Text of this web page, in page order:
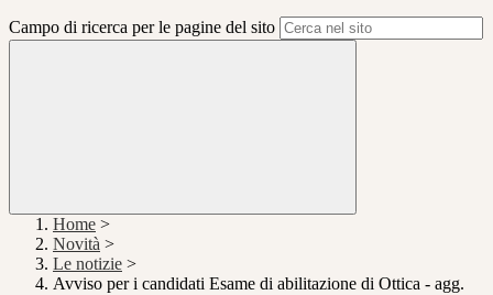
Campo di ricerca per le pagine del sito
Home >
Novità >
Le notizie >
Avviso per i candidati Esame di abilitazione di Ottica - agg.